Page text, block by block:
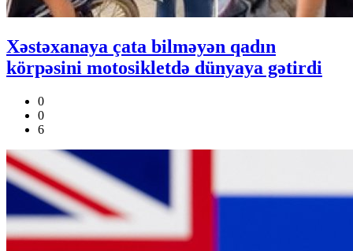
Xəstəxanaya çata bilməyən qadın
körpəsini motosikletdə dünyaya gətirdi
0
0
6